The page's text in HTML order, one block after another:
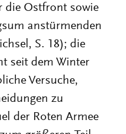
die Ostfront sowie
anstürmenden
S. 18); die
seit dem Winter
Versuche,
zu
der Roten Armee